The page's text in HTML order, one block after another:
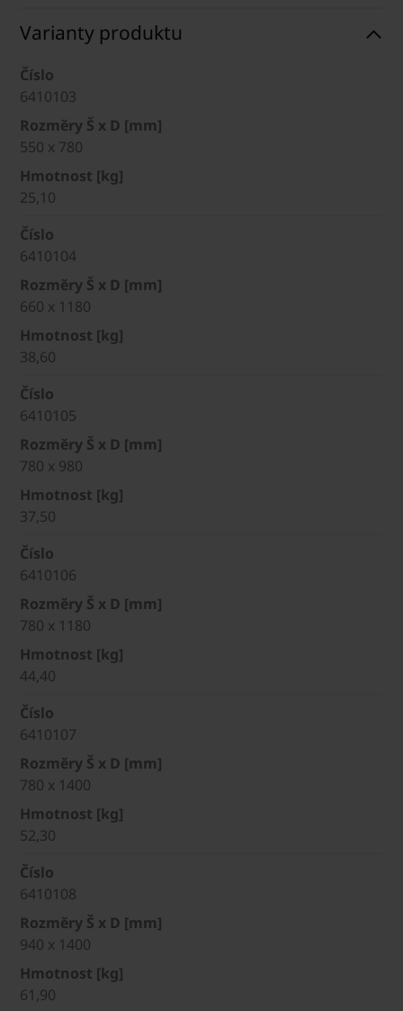
Varianty produktu
Číslo
6410103
Rozměry Š x D [mm]
550 x 780
Hmotnost [kg]
25,10
Číslo
6410104
Rozměry Š x D [mm]
660 x 1180
Hmotnost [kg]
38,60
Číslo
6410105
Rozměry Š x D [mm]
780 x 980
Hmotnost [kg]
37,50
Číslo
6410106
Rozměry Š x D [mm]
780 x 1180
Hmotnost [kg]
44,40
Číslo
6410107
Rozměry Š x D [mm]
780 x 1400
Hmotnost [kg]
52,30
Číslo
6410108
Rozměry Š x D [mm]
940 x 1400
Hmotnost [kg]
61,90